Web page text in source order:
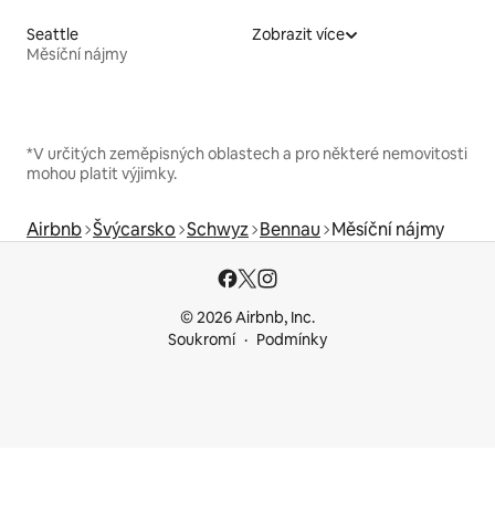
Seattle
Měsíční nájmy
Zobrazit více
*V určitých zeměpisných oblastech a pro některé nemovitosti
mohou platit výjimky.
Airbnb Švýcarsko Schwyz Bennau Měsíční nájmy
© 2026 Airbnb, Inc.
Soukromí
Podmínky